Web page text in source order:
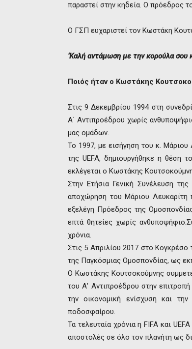
παραστεί στην κηδεία. O πρόεδρος
Ο ΓΣΠ ευχαριστεί τον Κωστάκη
‘Καλή αντάμωση με την κορούλα σου
Ποιός ήταν ο Κωστάκης
Στις 9 Δεκεμβρίου 1994 στη
Α΄ Αντιπροέδρου χωρίς
μας ομάδων.
Το 1997, με εισήγηση του κ. Μάριου
της UEFA, δημιουργήθηκε η θέση
εκλέγεται ο Κωστάκης
Στην Ετήσια Γενική Συνέλευση
αποχώρηση του Μάριου Λευκαρίτη
εξελέγη Πρόεδρος της
επτά θητείες χωρίς
χρόνια.
Στις 5 Απριλίου 2017 στο Κογκρέσο
της Παγκόσμιας Ομοσπονδίας, ως
Ο Κωστάκης Κουτσοκούμνης
του Α’ Αντιπροέδρου στην
την οικονομική ενίσχυση και
ποδοσφαίρου.
Τα τελευταία χρόνια η FIFA και
αποστολές σε όλο τον πλανήτη ως